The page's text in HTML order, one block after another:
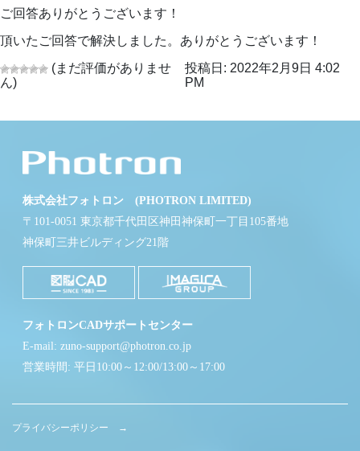
ご回答ありがとうございます！
頂いたご回答で解決しました。ありがとうございます！
(まだ評価がありませ
ん)
投稿日: 2022年2月9日 4:02
PM
株式会社フォトロン (PHOTRON LIMITED)
〒101-0051 東京都千代田区神田神保町一丁目105番地
神保町三井ビルディング21階
フォトロンCADサポートセンター
E-mail: zuno-support@photron.co.jp
営業時間: 平日10:00～12:00/13:00～17:00
プライバシーポリシー →